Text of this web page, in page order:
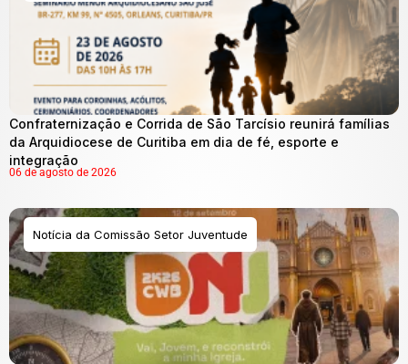
Confraternização e Corrida de São Tarcísio reunirá famílias
da Arquidiocese de Curitiba em dia de fé, esporte e
integração
06 de agosto de 2026
Notícia da Comissão Setor Juventude